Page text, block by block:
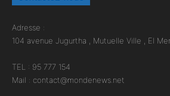
Adresse :
104 avenue Jugurtha , Mutuelle Ville , El
TEL : 95 777 154
Mail : contact@mondenews.net